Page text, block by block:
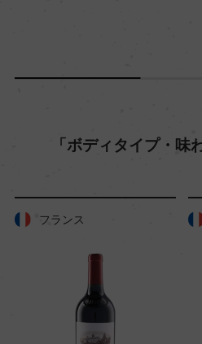
樹齢
「ボディタイプ・味
フランス